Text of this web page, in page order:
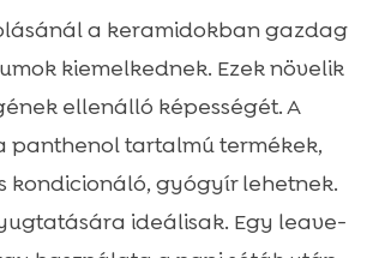
a keramidokban gazdag
kiemelkednek. Ezek növelik
ellenálló képességét. A
panthenol tartalmú termékek,
kondicionáló, gyógyír lehetnek.
ideálisak. Egy leave-